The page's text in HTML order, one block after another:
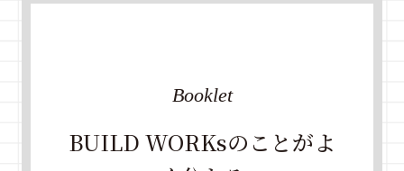
BUILD WORKsのことがよ
Booklet